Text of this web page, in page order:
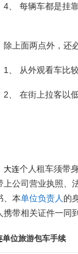
4、 每辆车都是挂
除上面两点外，还
1、 从外观看车比
2、 在街上拉客以
大连个人租车须带
上公司营业执照、
、本单位负责人 的
携带相关证件一同
单位旅游包车手续